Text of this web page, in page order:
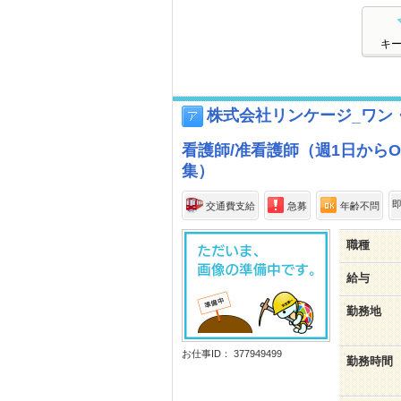
キ
株式会社リンケージ_ワン
看護師/准看護師（週1日から
集）
交通費支給 急募 年齢不問
お仕事ID： 377949499
職種
給与
勤務地
勤務時間